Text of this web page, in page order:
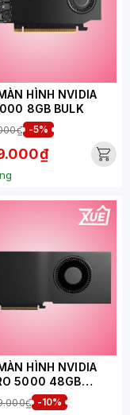
HÌNH NVIDIA
8GB BULK
-5%
HÌNH NVIDIA
5000 48GB
-10%